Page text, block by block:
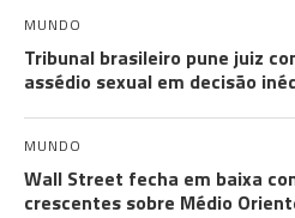
MUNDO
Tribunal brasileiro pune juiz
assédio sexual em decisão
MUNDO
Wall Street fecha em baixa
crescentes sobre Médio